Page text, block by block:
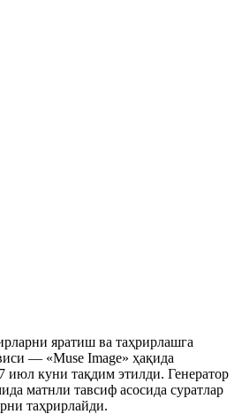
яратиш ва таҳрирлашга
— «Muse Image» ҳақида
июл куни тақдим этилди. Генератор
матнли тавсиф асосида суратлар
таҳрирлайди.